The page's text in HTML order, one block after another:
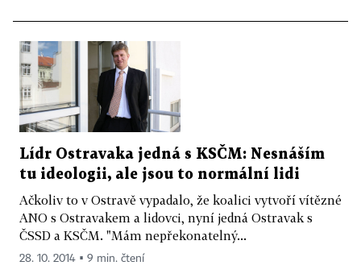
Lídr Ostravaka jedná s KSČM: Nesnáším
tu ideologii, ale jsou to normální lidi
Ačkoliv to v Ostravě vypadalo, že koalici vytvoří vítězné
ANO s Ostravakem a lidovci, nyní jedná Ostravak s
ČSSD a KSČM. "Mám nepřekonatelný...
28. 10. 2014 ▪ 9 min. čtení